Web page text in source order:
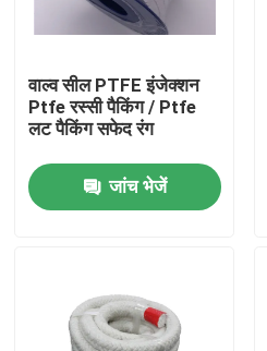
वाल्व सील PTFE इंजेक्शन
Ptfe रस्सी पैकिंग / Ptfe
लट पैकिंग सफेद रंग
जांच भेजें